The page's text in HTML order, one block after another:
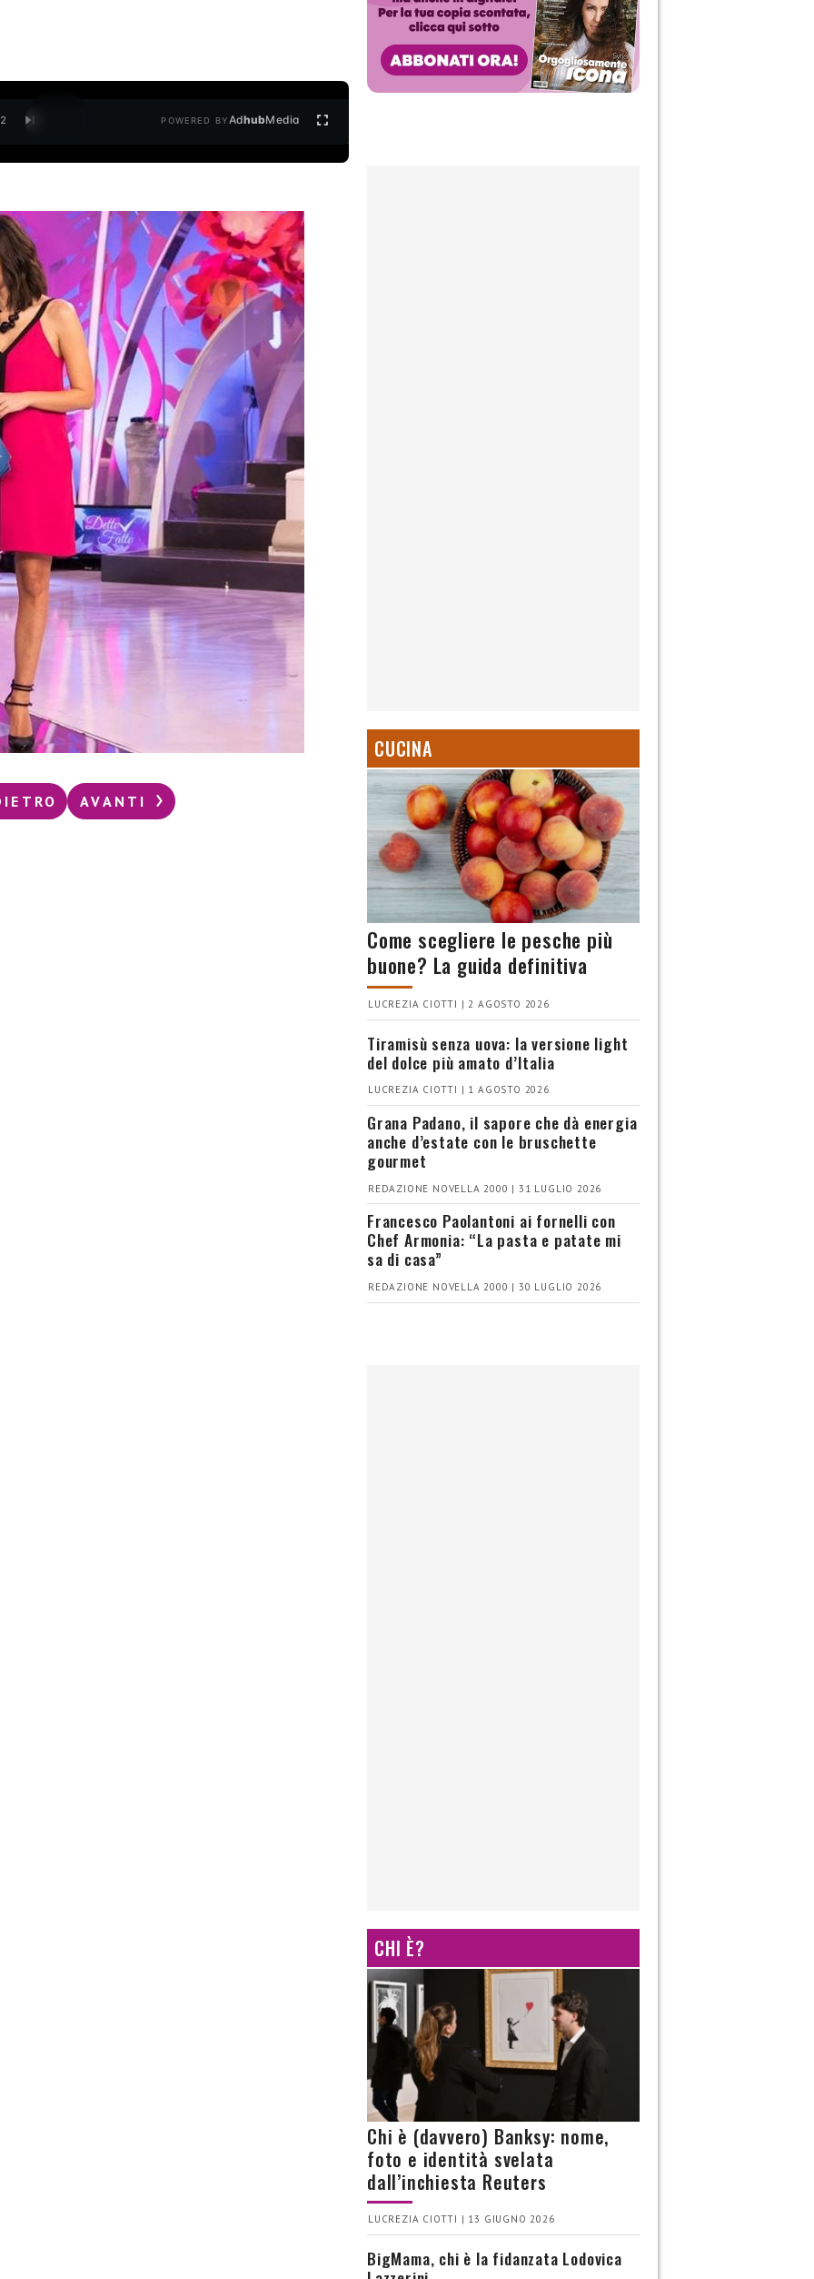
2 POWERED BYAdhubMedia
AVANTI
CUCINA
Come scegliere le pesche più
buone? La guida definitiva
LUCREZIA CIOTTI | 2 AGOSTO 2026
Tiramisù senza uova: la versione light
del dolce più amato d’Italia
LUCREZIA CIOTTI | 1 AGOSTO 2026
Grana Padano, il sapore che dà energia
anche d’estate con le bruschette
gourmet
REDAZIONE NOVELLA 2000 | 31 LUGLIO 2026
Francesco Paolantoni ai fornelli con
Chef Armonia: “La pasta e patate mi
sa di casa”
REDAZIONE NOVELLA 2000 | 30 LUGLIO 2026
CHI È?
Chi è (davvero) Banksy: nome,
foto e identità svelata
dall’inchiesta Reuters
LUCREZIA CIOTTI | 13 GIUGNO 2026
BigMama, chi è la fidanzata Lodovica